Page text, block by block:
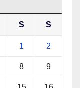
S S
1 2
8 9